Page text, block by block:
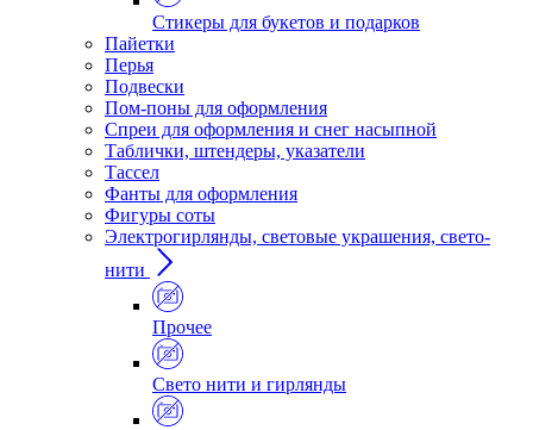
Стикеры для букетов и подарков
Пайетки
Перья
Подвески
Пом-поны для оформления
Спреи для оформления и снег насыпной
Таблички, штендеры, указатели
Тассел
Фанты для оформления
Фигуры соты
Электрогирлянды, световые украшения, свето-
нити
Прочее
Свето нити и гирлянды